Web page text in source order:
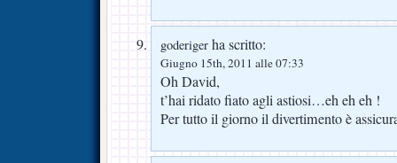
goderiger ha scritto:
Giugno 15th, 2011 alle 07:33
Oh David,
t’hai ridato fiato agli astiosi…eh eh eh !
Per tutto il giorno il divertimento è